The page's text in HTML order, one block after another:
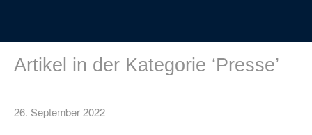
Artikel in der Kategorie ‘Presse’
26. September 2022